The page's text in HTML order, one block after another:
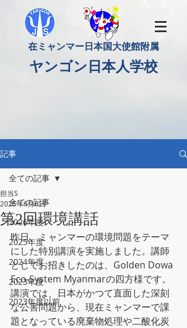
​在ミャンマー日本国大使館附属
​ヤンゴン日本人学校
記事
全ての記事
2026年度
2025年度
2024年度
2023年度
2023年度以前
全ての記事
第2回環境講話
担当S
2025年6月6日
昨日、ミャンマーの環境問題をテーマ
にした特別講演を実施しました。講師
としてお招きしたのは、Golden Dowa
Eco-System Myanmarの四方様です。
講演では、日本がかつて直面した深刻
な公害問題から、現在ミャンマーで課
題となっている廃棄物処理や二酸化炭